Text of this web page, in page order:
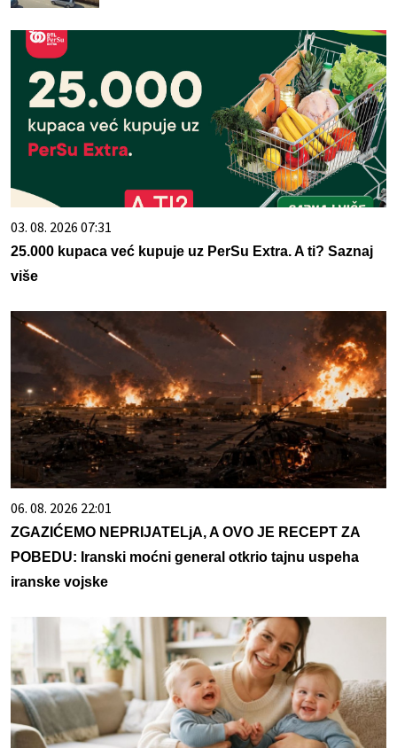
03. 08. 2026 07:31
25.000 kupaca već kupuje uz PerSu Extra. A ti? Saznaj
više
06. 08. 2026 22:01
ZGAZIĆEMO NEPRIJATELjA, A OVO JE RECEPT ZA
POBEDU: Iranski moćni general otkrio tajnu uspeha
iranske vojske